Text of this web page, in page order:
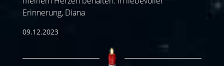
Erinnerung, Diana
09.12.2023